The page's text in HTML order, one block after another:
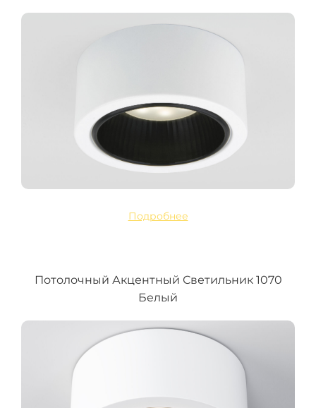
Подробнее
Потолочный Акцентный Светильник 1070
Белый